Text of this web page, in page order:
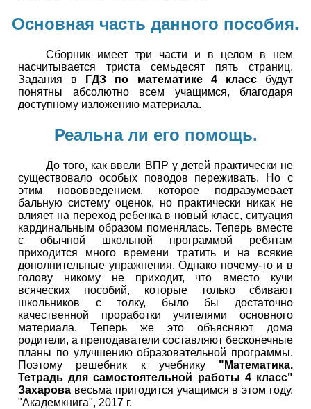
Основная часть данного пособия.
Сборник имеет три части и в целом в нем
насчитывается триста семьдесят пять страниц.
Задания в
ГДЗ по математике 4 классбудут
понятны абсолютно всем учащимся, благодаря
доступному изложению материала.
Реальна ли его помощь.
До того, как ввели ВПР у детей практически не
существовало особых поводов переживать. Но с
этим нововведением, которое подразумевает
бальную систему оценок, но практически никак не
влияет на переход ребенка в новый класс, ситуация
кардинальным образом поменялась. Теперь вместе
с обычной школьной программой ребятам
приходится много времени тратить и на всякие
дополнительные упражнения. Однако почему-то и в
голову никому не приходит, что вместо кучи
всяческих пособий, которые только сбивают
школьников с толку, было бы достаточно
качественной проработки учителями основного
материала. Теперь же это объясняют дома
родители, а преподаватели составляют бесконечные
планы по улучшению образовательной программы.
Поэтому решебник к учебнику "Математика.
Тетрадь для самостоятельной работы 4 класс"
Захарова весьма пригодится учащимся в этом году.
"Академкнига", 2017 г.